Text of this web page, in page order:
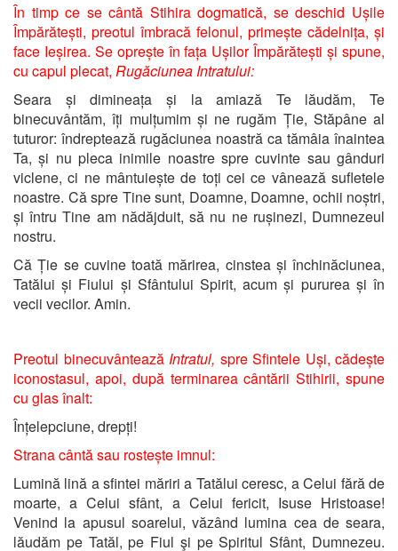
În timp ce se cântă Stihira dogmatică, se deschid Ușile
Împărătești, preotul îmbracă felonul, primește cădelnița, și
face Ieșirea. Se oprește în fața Ușilor Împărătești și spune,
cu capul plecat, Rugăciunea Intratului:
Seara și dimineața și la amiază Te lăudăm, Te
binecuvântăm, îți mulțumim și ne rugăm Ție, Stăpâne al
tuturor: îndreptează rugăciunea noastră ca tămâia înaintea
Ta, și nu pleca inimile noastre spre cuvinte sau gânduri
viclene, ci ne mântuiește de toți cei ce vânează sufletele
noastre. Că spre Tine sunt, Doamne, Doamne, ochii noștri,
și întru Tine am nădăjduit, să nu ne rușinezi, Dumnezeul
nostru.
Că Ție se cuvine toată mărirea, cinstea și închinăciunea,
Tatălui și Fiului și Sfântului Spirit, acum și pururea și în
vecii vecilor. Amin.
Preotul binecuvântează Intratul, spre Sfintele Uși, cădește
iconostasul, apoi, după terminarea cântării Stihirii, spune
cu glas înalt:
Înțelepciune, drepți!
Strana cântă sau rostește imnul:
Lumină lină a sfintei măriri a Tatălui ceresc, a Celui fără de
moarte, a Celui sfânt, a Celui fericit, Isuse Hristoase!
Venind la apusul soarelui, văzând lumina cea de seara,
lăudăm pe Tatăl, pe Fiul şi pe Spiritul Sfânt, Dumnezeu.